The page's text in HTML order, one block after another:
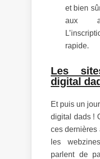
et bien
aux
rapide.
Les
digital
Et puis un
digital dads !
ces dernières
les
parlent de